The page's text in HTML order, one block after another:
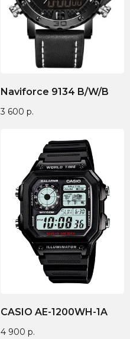
Naviforce 9134 B/W/B
3 600 р.
CASIO AE-1200WH-1A
4 900 р.